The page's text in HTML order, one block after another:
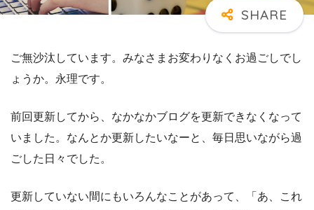
ご無沙汰しています。みなさまお変わりなくお過ごしでし
ょうか。永理です。
前回更新してから、なかなかブログを更新できなくなって
いました。なんとか更新したいなーと、毎日思いながら過
ごした日々でした。
更新していない間にもいろんなことがあって、「あ、これ